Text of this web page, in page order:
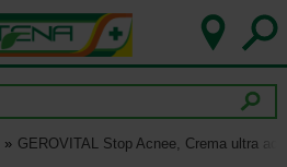
GEROVITAL Stop Acnee, Crema ultra